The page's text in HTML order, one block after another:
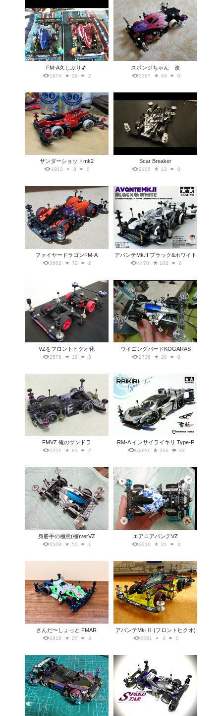
FM-A久しぶり🎵
1974 26 2
スポンジちゃん 改
2367 49 0
サンダーショットmk2
1913 8 0
Scar Breaker
2105 13 0
ファイヤードラゴンFM-A
3602 72 2
アバンテMk.II ブラック&ホワイト
4470 102 8
VZをフロントヒクオ化
2576 19 3
ウイニングバードKOGARAS
2736 20 0
FMVZ 俺のサンドラ
5251 81 2
RM-A インサイライキリ Type-F
14626 266 33
身勝手の極意(極)verVZ
5509 50 1
エアロアバンテVZ
2916 21 3
さんだ〜しょっと FMAR
2918 25 3
アバンテMk-Ⅱ (フロントヒクオ)
2281 4 0